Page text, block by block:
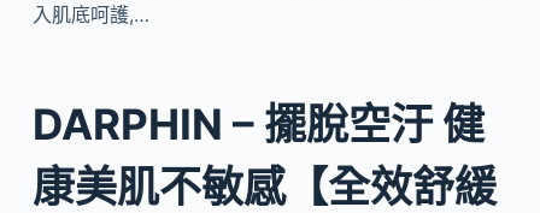
入肌底呵護,…
DARPHIN – 擺脫空汙 健
康美肌不敏感【全效舒緩